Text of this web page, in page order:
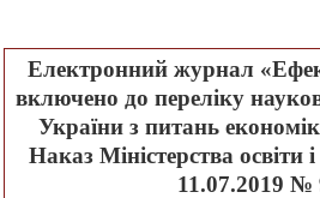
Електронний журнал
включено до переліку
України з питань
Наказ Міністерства освіти
11.07.2019 №